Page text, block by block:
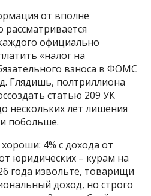
от вполне
официально
«налог на
взноса в ФОМС
Глядишь, полтриллиона
статью 209 УК
нескольких лет лишения
побольше.
4% с дохода от
юридических – курам на
года извольте, товарищи
доход, но строго